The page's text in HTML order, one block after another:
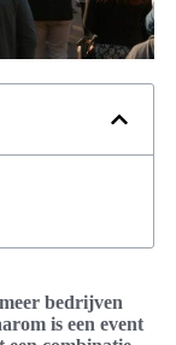
bedrijven
is een event